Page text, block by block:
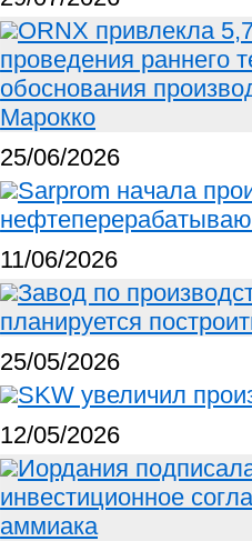
ORNX привлекла
проведения раннего
обоснования
Марокко
25/06/2026
Sarprom начала
11/06/2026
Завод по
планируется
25/05/2026
SKW увеличил
12/05/2026
Иордания
инвестиционное
аммиака